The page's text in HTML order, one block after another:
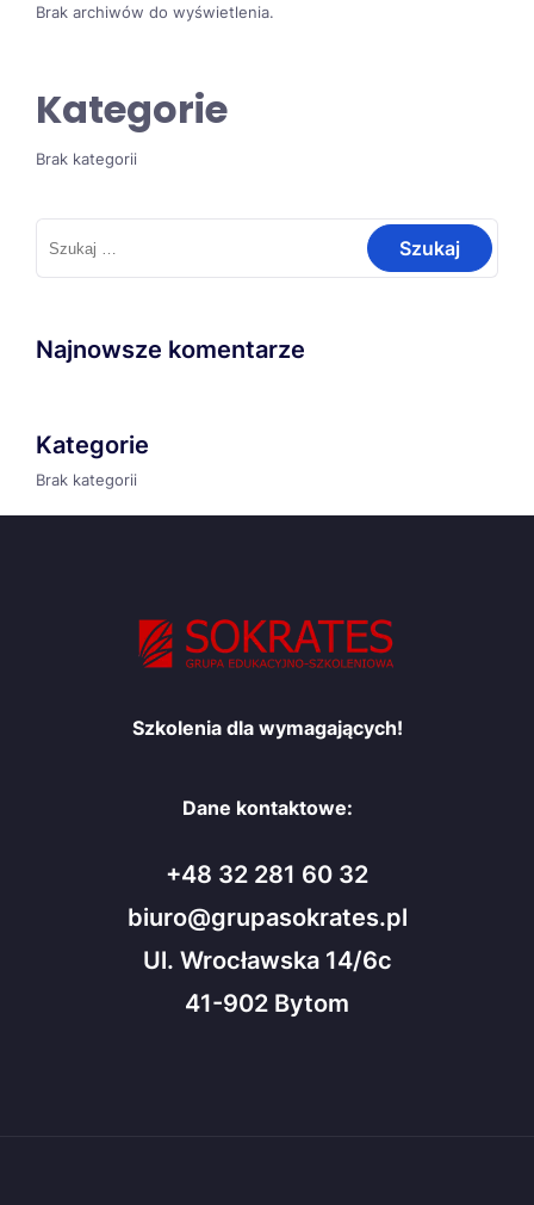
Brak archiwów do wyświetlenia.
Kategorie
Brak kategorii
Szukaj:
Najnowsze komentarze
Kategorie
Brak kategorii
Szkolenia dla wymagających!
Dane kontaktowe:
+48 32 281 60 32
biuro@grupasokrates.pl
Ul. Wrocławska 14/6c
41-902 Bytom